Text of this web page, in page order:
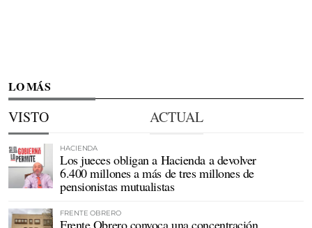
LO MÁS
VISTO ACTUAL
HACIENDA
Los jueces obligan a Hacienda a devolver
6.400 millones a más de tres millones de
pensionistas mutualistas
FRENTE OBRERO
Frente Obrero convoca una concentración